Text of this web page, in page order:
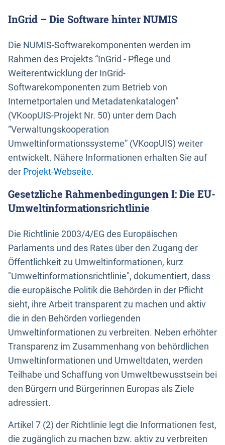
InGrid – Die Software hinter NUMIS
Die NUMIS-Softwarekomponenten werden im
Rahmen des Projekts “InGrid - Pflege und
Weiterentwicklung der InGrid-
Softwarekomponenten zum Betrieb von
Internetportalen und Metadatenkatalogen”
(VKoopUIS-Projekt Nr. 50) unter dem Dach
“Verwaltungskooperation
Umweltinformationssysteme” (VKoopUIS) weiter
entwickelt. Nähere Informationen erhalten Sie auf
der Projekt-Webseite.
Gesetzliche Rahmenbedingungen I: Die EU-
Umweltinformationsrichtlinie
Die Richtlinie 2003/4/EG des Europäischen
Parlaments und des Rates über den Zugang der
Öffentlichkeit zu Umweltinformationen, kurz
"Umweltinformationsrichtlinie", dokumentiert, dass
die europäische Politik die Behörden in der Pflicht
sieht, ihre Arbeit transparent zu machen und aktiv
die in den Behörden vorliegenden
Umweltinformationen zu verbreiten. Neben erhöhter
Transparenz im Zusammenhang von behördlichen
Umweltinformationen und Umweltdaten, werden
Teilhabe und Schaffung von Umweltbewusstsein bei
den Bürgern und Bürgerinnen Europas als Ziele
adressiert.
Artikel 7 (2) der Richtlinie legt die Informationen fest,
die zugänglich zu machen bzw. aktiv zu verbreiten